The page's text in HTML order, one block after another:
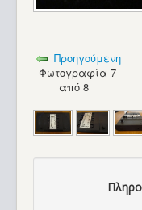
Προηγούμενη
Φωτογραφία 7
από 8